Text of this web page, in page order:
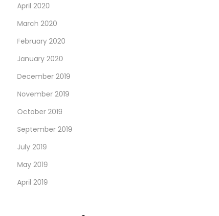
April 2020
March 2020
February 2020
January 2020
December 2019
November 2019
October 2019
September 2019
July 2019
May 2019
April 2019